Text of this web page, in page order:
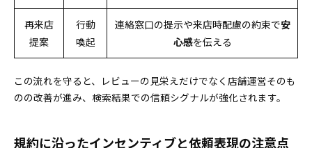
再来店
提案
行動
喚起
連絡窓口の提示や来店時配慮の約束で安
心感を伝える
この流れを守ると、レビューの見栄えだけでなく店舗運営そのも
のの改善が進み、検索結果での信頼シグナルが強化されます。
規約に沿ったインセンティブと依頼表現の注意点